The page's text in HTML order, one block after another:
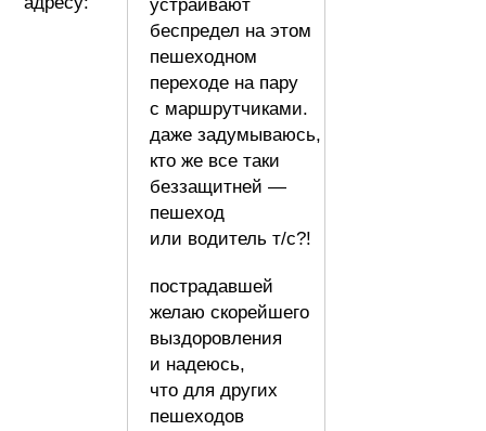
устраивают
беспредел на этом
пешеходном
переходе на пару
с маршрутчиками.
даже задумываюсь,
кто же все таки
беззащитней —
пешеход
или водитель т/с?!
пострадавшей
желаю скорейшего
выздоровления
и надеюсь,
что для других
пешеходов